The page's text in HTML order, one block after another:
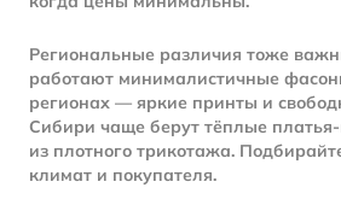
Региональные различия тоже
работают минималистичные
регионах — яркие принты и
Сибири чаще берут тёплые
из плотного трикотажа.
климат и покупателя.